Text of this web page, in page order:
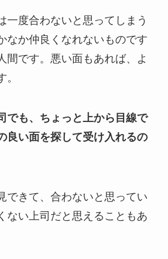
一度合わないと思ってしまう
なか仲良くなれないものです
間です。悪い面もあれば、よ
でも、ちょっと上から目線で
良い面を探して受け入れるの
できて、合わないと思ってい
ない上司だと思えることもあ